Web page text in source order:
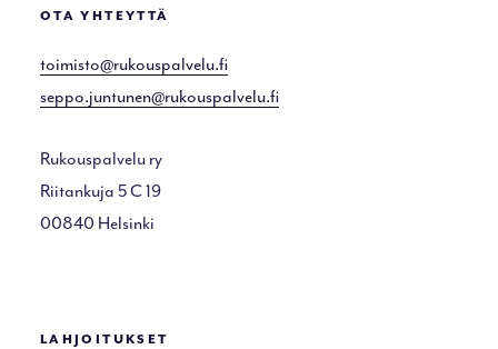
OTA YHTEYTTÄ
toimisto@rukouspalvelu.fi
seppo.juntunen@rukouspalvelu.fi
Rukouspalvelu ry
Riitankuja 5 C 19
00840 Helsinki
LAHJOITUKSET